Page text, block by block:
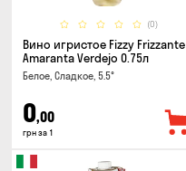
(0)
Вино игристое Fizzy Frizzante
Amaranta Verdejo 0.75л
Белое, Сладкое, 5.5°
0,00
грн за 1